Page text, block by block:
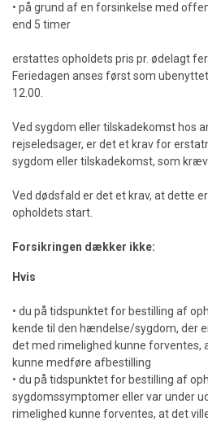
• på grund af en forsinkelse med
end 5 timer
erstattes opholdets pris pr. ødelagt
Feriedagen anses først som
12.00.
Ved sygdom eller tilskadekomst hos
rejseledsager, er det et krav for
sygdom eller tilskadekomst, som
Ved dødsfald er det et krav, at dette
opholdets start.
Forsikringen dækker ikke:
Hvis
• du på tidspunktet for bestilling af
kende til den hændelse/sygdom, der
det med rimelighed kunne
kunne medføre afbestilling
• du på tidspunktet for bestilling af
sygdomssymptomer eller var under
rimelighed kunne forventes, at det